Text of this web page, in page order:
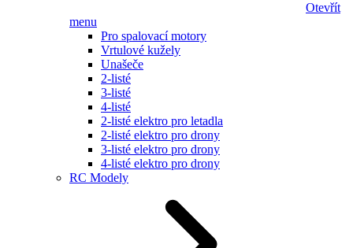
Otevřít
menu
Pro spalovací motory
Vrtulové kužely
Unašeče
2-listé
3-listé
4-listé
2-listé elektro pro letadla
2-listé elektro pro drony
3-listé elektro pro drony
4-listé elektro pro drony
RC Modely